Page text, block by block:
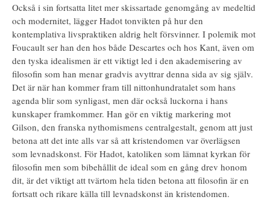
Också i sin fortsatta litet mer skissartade genomgång av medeltid
och modernitet, lägger Hadot tonvikten på hur den
kontemplativa livspraktiken aldrig helt försvinner. I polemik mot
Foucault ser han den hos både Descartes och hos Kant, även om
den tyska idealismen är ett viktigt led i den akademisering av
filosofin som han menar gradvis avyttrar denna sida av sig själv.
Det är när han kommer fram till nittonhundratalet som hans
agenda blir som synligast, men där också luckorna i hans
kunskaper framkommer. Han gör en viktig markering mot
Gilson, den franska nythomismens centralgestalt, genom att just
betona att det inte alls var så att kristendomen var överlägsen
som levnadskonst. För Hadot, katoliken som lämnat kyrkan för
filosofin men som bibehållit de ideal som en gång drev honom
dit, är det viktigt att tvärtom hela tiden betona att filosofin är en
fortsatt och rikare källa till levnadskonst än kristendomen.